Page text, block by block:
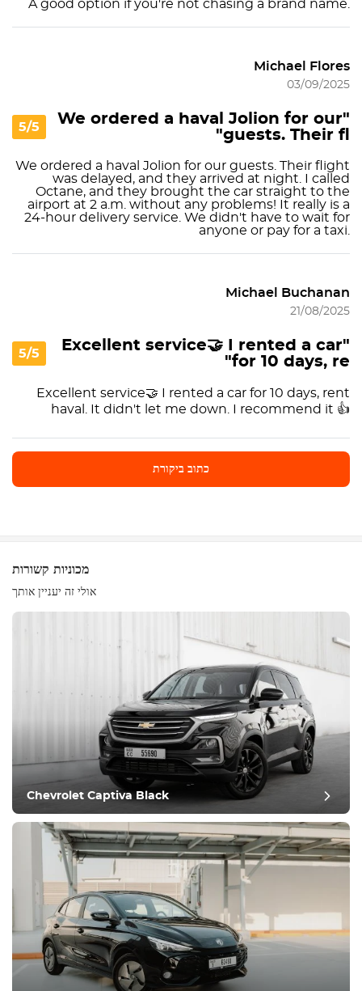
A good option if you're not chasing a brand name.
Michael Flores
03/09/2025
5/5
"We ordered a haval Jolion for our
guests. Their fl"
We ordered a haval Jolion for our guests. Their flight
was delayed, and they arrived at night. I called
Octane, and they brought the car straight to the
airport at 2 a.m. without any problems! It really is a
24-hour delivery service. We didn't have to wait for
anyone or pay for a taxi.
Michael Buchanan
21/08/2025
5/5
"Excellent service🤝 I rented a car
for 10 days, re"
Excellent service🤝 I rented a car for 10 days, rent
haval. It didn't let me down. I recommend it 👍
כתוב ביקורת
ציוד
נוח
בקרת אקלים
נהיגה
תנאי
מכוניות קשורות
אולי זה יעניין אותך
Chevrolet Captiva Black